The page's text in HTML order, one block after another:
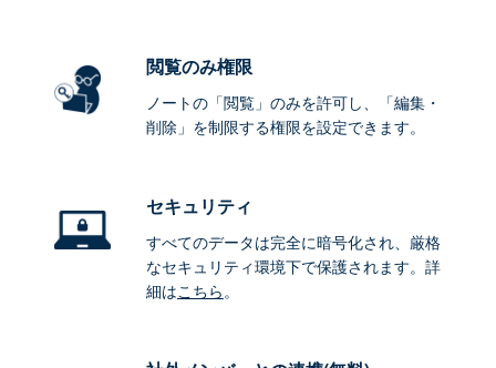
閲覧のみ権限
ノートの「閲覧」のみを許可し、「編集・
削除」を制限する権限を設定できます。
セキュリティ
すべてのデータは完全に暗号化され、厳格
なセキュリティ環境下で保護されます。詳
細はこちら。